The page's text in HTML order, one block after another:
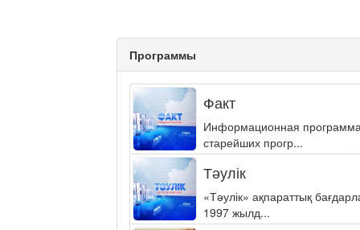
Программы
Факт
Информационная
старейших прогр...
Тәулік
«Тәулік» ақпараттық
1997 жылд...